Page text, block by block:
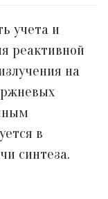
учета и
реактивной
на
в
синтеза.